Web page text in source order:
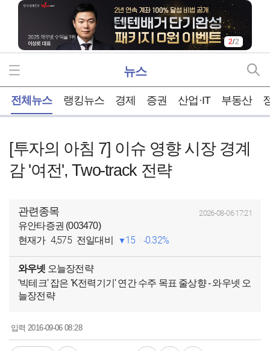
2/2
뉴스
전체뉴스 랭킹뉴스 경제 증권 산업·IT 부동산
[투자의 아침 7] 이슈 영향 시장 경계
감 '여전', Two-track 전략
관련종목 2026-08-06 17:21
유안타증권 (003470)
현재가 4,575 전일대비 15 0.32%
와우넷 오늘장전략
'빅테크' 잡은 'K전력기기' 연간 수주 목표 줄상향 - 와우넷 오
늘장전략
입력 2016-09-06 08:28